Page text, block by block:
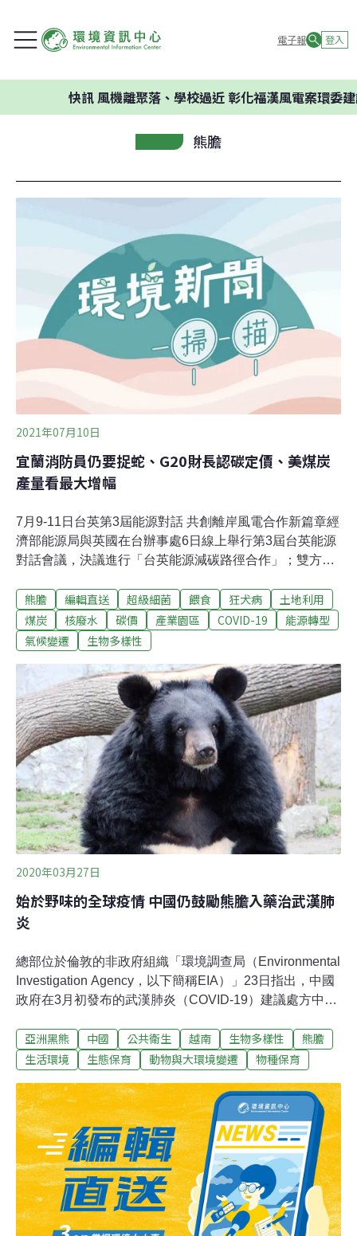
電子報 登入
風機離聚落、學校過近 彰化福漢風電案環委建議不應
熊膽
2021年07月10日
宜蘭消防員仍要捉蛇、G20財長認碳定價、美煤炭
產量看最大增幅
7月9-11日台英第3屆能源對話 共創離岸風電合作新篇章經
濟部能源局與英國在台辦事處6日線上舉行第3屆台英能源
對話會議，決議進行「台英能源減碳路徑合作」；雙方也
（ORE Catapult）簽署「離岸風電產業與技術合作及資訊
交流合作備忘錄」。（中央社報導）購電換約潮到 和平電
廠成唯一燃煤IPP購電百億元換約潮到！國內兩家燃煤、
七家燃氣民營電廠（IPP）與台電簽訂長達25年合約將陸
續到期，台電表示，燃氣續約較無爭議，但燃煤要看未來
社會氛圍，不過台塑麥寮已將由煤轉氣；另一座燃煤為台
泥的和平電廠將在2027年到期，因官方公布的除役表上並
未排入，加上北部已無核四、深澳，核一、核二又除役，
和平在分區供電上會更重要，預料將是我國僅剩的燃煤
IPP。（自由財經報導）
熊膽 編輯直送 超級細菌 餵食 狂犬病
土地利用
煤炭
核廢水 碳價 產業園區 COVID-19
能源轉型
氣候變遷
生物多樣性
2020年03月27日
始於野味的全球疫情 中國仍鼓勵熊膽入藥治武漢肺
炎
總部位於倫敦的非政府組織「環境調查局（Environmental
Investigation Agency，以下簡稱EIA）」23日指出，中國
政府在3月初發布的武漢肺炎（COVID-19）建議處方中，
健康委辦公廳於3月4日發布《新型冠狀病毒肺炎診療方案
（試行第七版）》，並透過官媒傳播於眾。其中針對「重
清』注射液」，EIA在聲明中表示。
亞洲黑熊 中國 公共衛生 越南 生物多樣性
熊膽
生活環境
生態保育 動物與大環境變遷 物種保育